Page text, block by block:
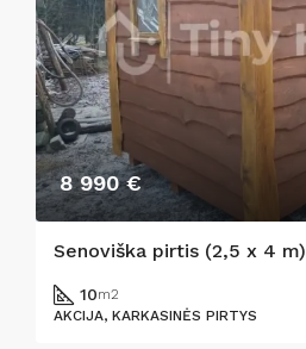
8 990 €
Senoviška pirtis (2,5 x 4 m)
10m2
AKCIJA, KARKASINĖS PIRTYS